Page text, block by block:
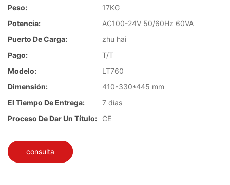
Peso:
17KG
Potencia:
AC100-24V 50/60Hz 60VA
Puerto De Carga:
zhu hai
Pago:
T/T
Modelo:
LT760
Dimensión:
410*330*445 mm
El Tiempo De Entrega:
7 días
Proceso De Dar Un Título:
CE
consulta